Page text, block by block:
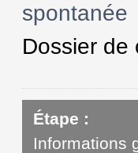
spontanée
Dossier de
Étape :
Informations